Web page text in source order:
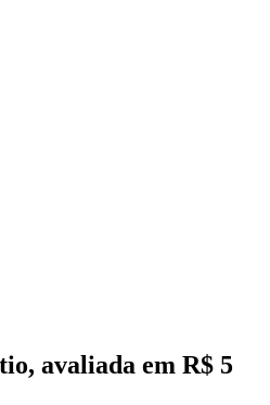
avaliada em R$ 5